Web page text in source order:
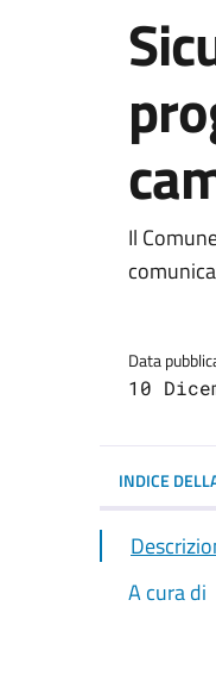
Il
Data
10
INDICE
A cura di